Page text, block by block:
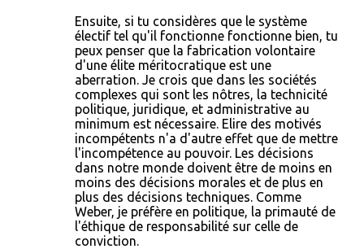
Ensuite, si tu considères que le système
électif tel qu'il fonctionne fonctionne bien, tu
peux penser que la fabrication volontaire
d'une élite méritocratique est une
aberration. Je crois que dans les sociétés
complexes qui sont les nôtres, la technicité
politique, juridique, et administrative au
minimum est nécessaire. Elire des motivés
incompétents n'a d'autre effet que de mettre
l'incompétence au pouvoir. Les décisions
dans notre monde doivent être de moins en
moins des décisions morales et de plus en
plus des décisions techniques. Comme
Weber, je préfère en politique, la primauté de
l'éthique de responsabilité sur celle de
conviction.